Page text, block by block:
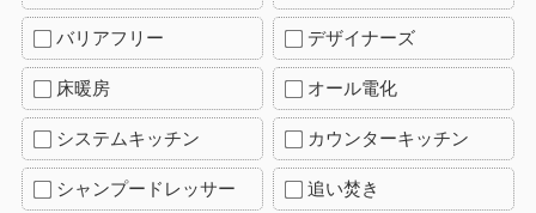
バリアフリー デザイナーズ
床暖房 オール電化
システムキッチン カウンターキッチン
シャンプードレッサー 追い焚き